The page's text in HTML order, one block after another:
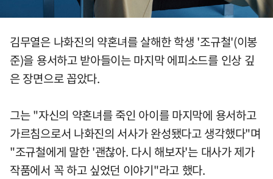
김무열은 나화진의 약혼녀를 살해한 학생 '조규철'(이봉
준)을 용서하고 받아들이는 마지막 에피소드를 인상 깊
은 장면으로 꼽았다.
그는 "자신의 약혼녀를 죽인 아이를 마지막에 용서하고
가르침으로서 나화진의 서사가 완성됐다고 생각했다"며
"조규철에게 말한 '괜찮아. 다시 해보자'는 대사가 제가
작품에서 꼭 하고 싶었던 이야기"라고 했다.